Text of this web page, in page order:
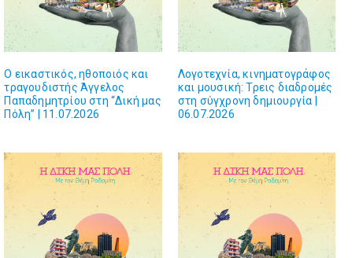
Ο εικαστικός, ηθοποιός και
τραγουδιστής Άγγελος
Παπαδημητρίου στη “Δική μας
Πόλη” | 11.07.2026
Λογοτεχνία, κινηματογράφος
και μουσική: Τρεις διαδρομές
στη σύγχρονη δημιουργία |
06.07.2026